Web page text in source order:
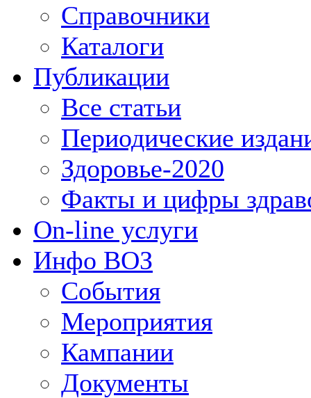
Справочники
Каталоги
Публикации
Все статьи
Периодические
Здоровье-2020
Факты и цифры
On-line услуги
Инфо ВОЗ
События
Мероприятия
Кампании
Документы